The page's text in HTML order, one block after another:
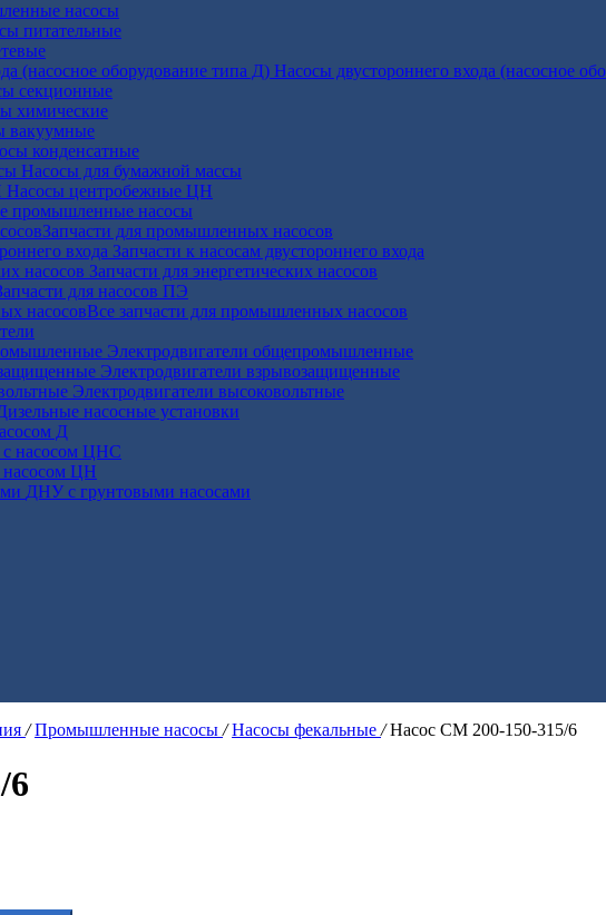
насосы
питательные
Насосы двустороннего входа (насосное
секционные
химические
вакуумные
конденсатные
Насосы для бумажной массы
Насосы центробежные ЦН
промышленные насосы
Запчасти для промышленных насосов
Запчасти к насосам двустороннего входа
Запчасти для энергетических насосов
для насосов ПЭ
Все запчасти для промышленных насосов
Электродвигатели общепромышленные
Электродвигатели взрывозащищенные
Электродвигатели высоковольтные
насосные установки
Д
насосом ЦНС
ЦН
ДНУ с грунтовыми насосами
/ Промышленные насосы / Насосы фекальные / Насос СМ 200-150-315/6
6